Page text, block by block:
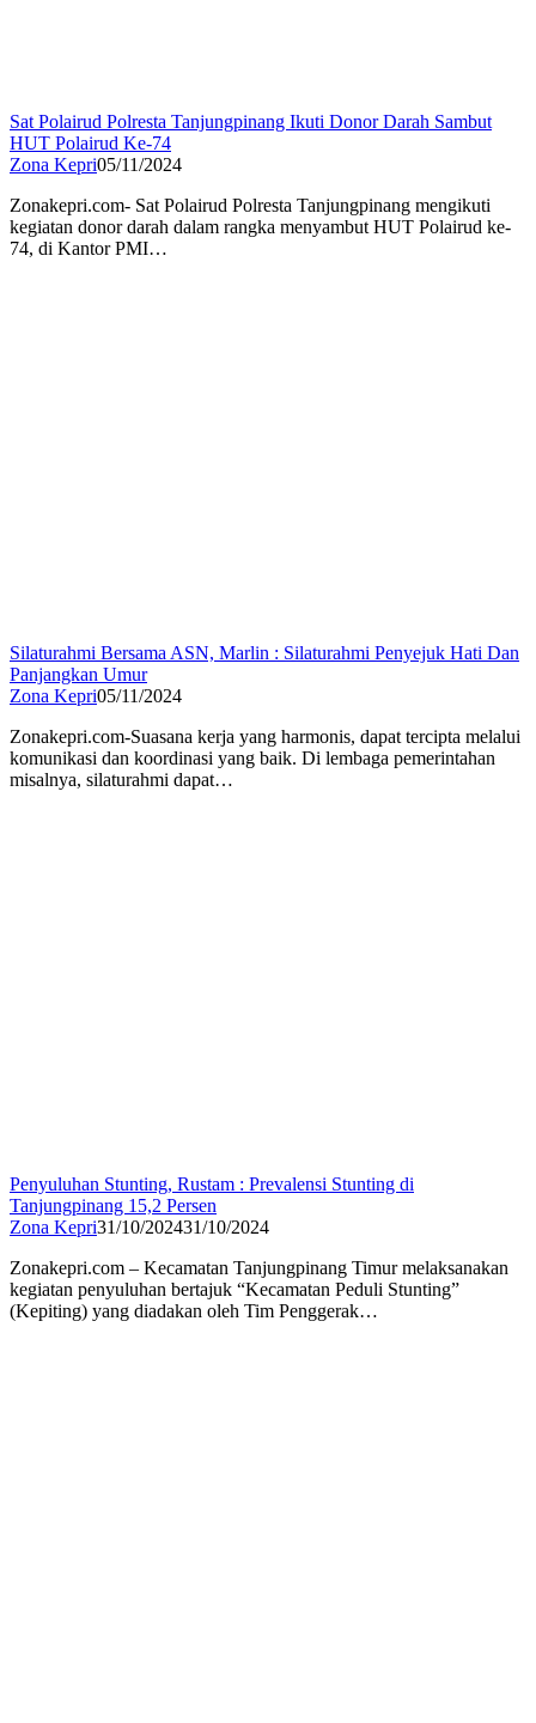
Sat Polairud Polresta Tanjungpinang Ikuti Donor Darah Sambut
HUT Polairud Ke-74
Zona Kepri05/11/2024
Zonakepri.com- Sat Polairud Polresta Tanjungpinang mengikuti
kegiatan donor darah dalam rangka menyambut HUT Polairud ke-
74, di Kantor PMI…
Silaturahmi Bersama ASN, Marlin : Silaturahmi Penyejuk Hati Dan
Panjangkan Umur
Zona Kepri05/11/2024
Zonakepri.com-Suasana kerja yang harmonis, dapat tercipta melalui
komunikasi dan koordinasi yang baik. Di lembaga pemerintahan
misalnya, silaturahmi dapat…
Penyuluhan Stunting, Rustam : Prevalensi Stunting di
Tanjungpinang 15,2 Persen
Zona Kepri31/10/202431/10/2024
Zonakepri.com – Kecamatan Tanjungpinang Timur melaksanakan
kegiatan penyuluhan bertajuk “Kecamatan Peduli Stunting”
(Kepiting) yang diadakan oleh Tim Penggerak…